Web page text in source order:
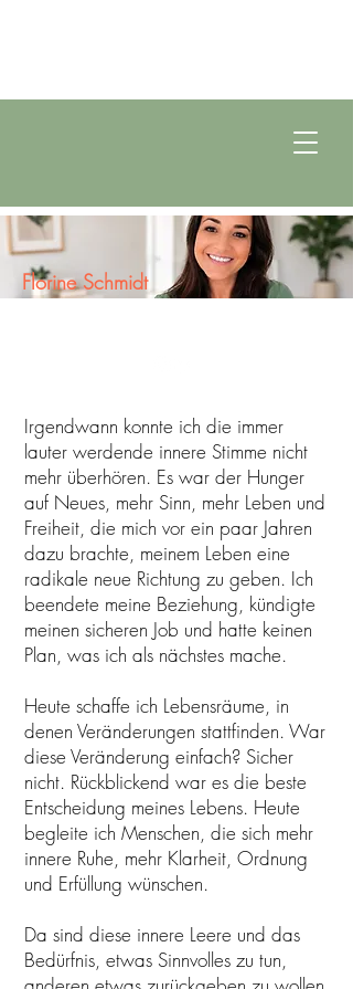
Florine Schmidt
Irgendwann konnte ich die immer
lauter werdende innere Stimme nicht
mehr überhören. Es war der Hunger
auf Neues, mehr Sinn, mehr Leben und
Freiheit, die mich vor ein paar Jahren
dazu brachte, meinem Leben eine
radikale neue Richtung zu geben. Ich
beendete meine Beziehung, kündigte
meinen sicheren Job und hatte keinen
Plan, was ich als nächstes mache.
Heute schaffe ich Lebensräume, in
denen Veränderungen stattfinden. War
diese Veränderung einfach? Sicher
nicht. Rückblickend war es die beste
Entscheidung meines Lebens. Heute
begleite ich Menschen, die sich mehr
innere Ruhe, mehr Klarheit, Ordnung
und Erfüllung wünschen.
Da sind diese innere Leere und das
Bedürfnis, etwas Sinnvolles zu tun,